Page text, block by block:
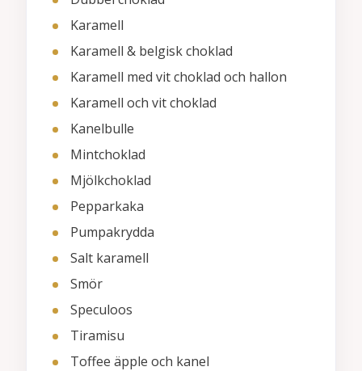
Karamell
Karamell & belgisk choklad
Karamell med vit choklad och hallon
Karamell och vit choklad
Kanelbulle
Mintchoklad
Mjölkchoklad
Pepparkaka
Pumpakrydda
Salt karamell
Smör
Speculoos
Tiramisu
Toffee äpple och kanel